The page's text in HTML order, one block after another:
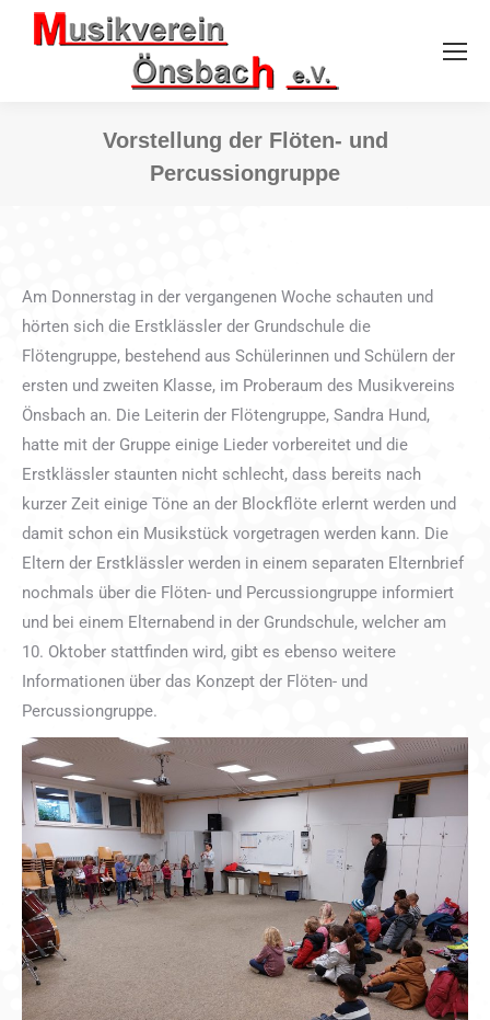
Vorstellung der Flöten- und
Percussiongruppe
Am Donnerstag in der vergangenen Woche schauten und
hörten sich die Erstklässler der Grundschule die
Flötengruppe, bestehend aus Schülerinnen und Schülern der
ersten und zweiten Klasse, im Proberaum des Musikvereins
Önsbach an. Die Leiterin der Flötengruppe, Sandra Hund,
hatte mit der Gruppe einige Lieder vorbereitet und die
Erstklässler staunten nicht schlecht, dass bereits nach
kurzer Zeit einige Töne an der Blockflöte erlernt werden und
damit schon ein Musikstück vorgetragen werden kann. Die
Eltern der Erstklässler werden in einem separaten Elternbrief
nochmals über die Flöten- und Percussiongruppe informiert
und bei einem Elternabend in der Grundschule, welcher am
10. Oktober stattfinden wird, gibt es ebenso weitere
Informationen über das Konzept der Flöten- und
Percussiongruppe.